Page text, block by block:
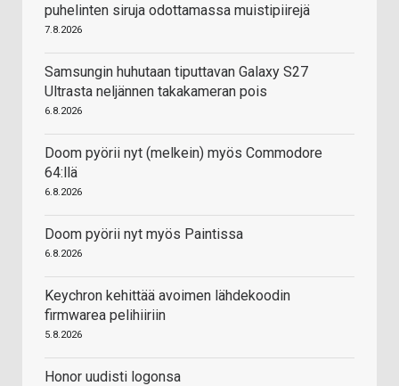
puhelinten siruja odottamassa muistipiirejä
7.8.2026
Samsungin huhutaan tiputtavan Galaxy S27
Ultrasta neljännen takakameran pois
6.8.2026
Doom pyörii nyt (melkein) myös Commodore
64:llä
6.8.2026
Doom pyörii nyt myös Paintissa
6.8.2026
Keychron kehittää avoimen lähdekoodin
firmwarea pelihiiriin
5.8.2026
Honor uudisti logonsa